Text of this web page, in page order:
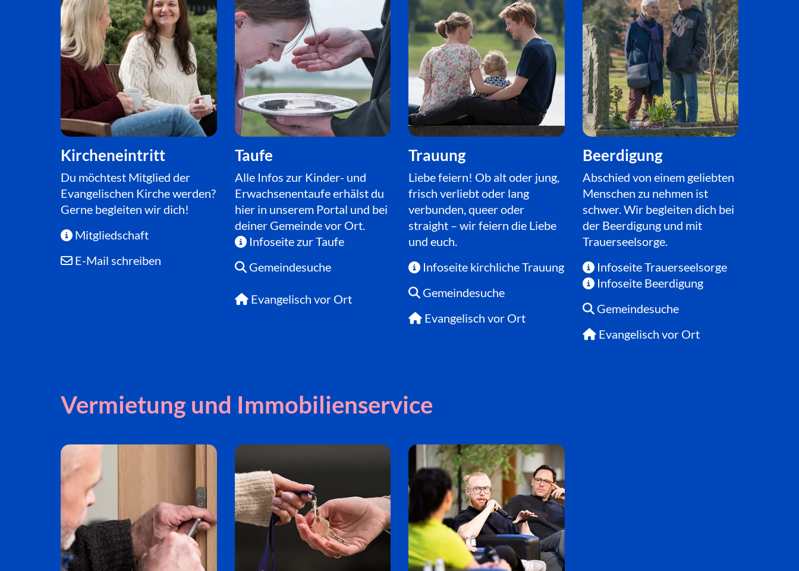
Kircheneintritt
Du möchtest Mitglied der
Evangelischen Kirche werden?
Gerne begleiten wir dich!
 Mitgliedschaft
 E-Mail schreiben
Taufe
Alle Infos zur Kinder- und
Erwachsenentaufe erhälst du
hier in unserem Portal und bei
deiner Gemeinde vor Ort.
Infoseite zur Taufe
 Gemeindesuche
 Evangelisch vor Ort
Trauung
Liebe feiern! Ob alt oder jung,
frisch verliebt oder lang
verbunden, queer oder
straight – wir feiern die Liebe
und euch.
 Infoseite kirchliche Trauung
 Gemeindesuche
 Evangelisch vor Ort
Beerdigung
Abschied von einem geliebten
Menschen zu nehmen ist
schwer. Wir begleiten dich bei
der Beerdigung und mit
Trauerseelsorge.
Infoseite Trauerseelsorge
Infoseite Beerdigung
 Gemeindesuche
 Evangelisch vor Ort
Vermietung und Immobilienservice